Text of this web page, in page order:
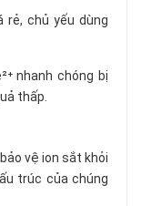
rẻ, chủ yếu dùng
nhanh chóng bị
thấp.
vệ ion sắt khỏi
trúc của chúng